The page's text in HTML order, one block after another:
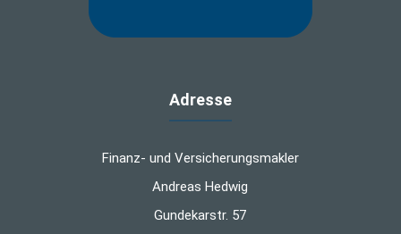
Adresse
Finanz- und Versicherungsmakler
Andreas Hedwig
Gundekarstr. 57